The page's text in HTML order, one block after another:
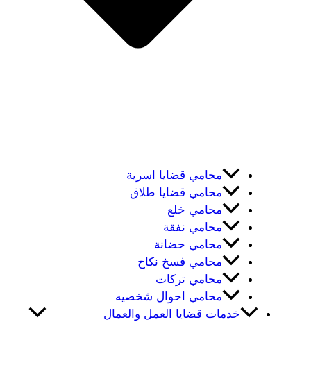
محامي قضايا اسرية
محامي قضايا طلاق
محامي خلع
محامي نفقة
محامي حضانة
محامي فسخ نكاح
محامي تركات
محامي احوال شخصيه
خدمات قضايا العمل والعمال